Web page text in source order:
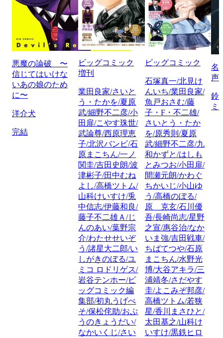
悪魔の論破 〜
信じてはいけな
いあの娘のため
に〜
洋介犬
完結
ビッグコミック
増刊
業田良家/さいと
う・たかを/夏原
武/細野不二彦/小
田扉/こやす珠世/
武論尊/西原理恵
子/北沢バンビ/石
原まこちん/一ノ
関圭/吉田史朗/波
津彬子/田中むね
よし/高橋ツトム/
山科けいすけ/兎
中信志/伊藤和良/
藤子不二雄Ａ/じ
んのあい/葉野宗
介/わたせせいぞ
う/諸星大二郎/い
しがきのぼる/ユ
ミコ ロドリゲス/
岩谷テンホー/ビ
ッグコミック編
集部/初丸うげべ
そ/保松侘助/おぷ
うのきょうだい/
なかいくじ/さい
ビッグコミック
石塚真一/北見け
んいち/業田良家/
魚戸おさむ/藤
子・F・不二雄/
さいとう・たか
を/原秀則/夏原
武/細野不二彦/九
和かずと/はしも
とみつお/小田扉/
間瀬元朗/かわぐ
ちかいじ/小山ゆ
う/高橋のぼる/
原 克玄/石川優
吾/長崎尚志/星野
之宣/惠谷治/なか
いま強/吉田戦車/
ちばてつや/石原
まこちん/水野光
博/大谷アキラ/三
浦靖冬/さだやす
圭/よこみぞ邦彦/
高橋ツトム/若狭
星/香川まさひと/
太田基之/山科け
いすけ/黒鉄ヒロ
名
声
鈴
ミ